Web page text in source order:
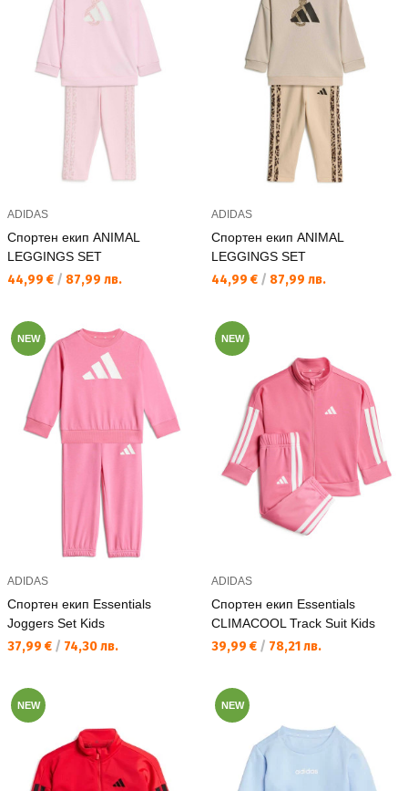
ADIDAS
Спортен екип ANIMAL
LEGGINGS SET
Текуща цена:
44,99 € / 87,99 лв.
ADIDAS
Спортен екип ANIMAL
LEGGINGS SET
Текуща цена:
44,99 € / 87,99 лв.
NEW
ADIDAS
Спортен екип Essentials
Joggers Set Kids
Текуща цена:
37,99 € / 74,30 лв.
NEW
ADIDAS
Спортен екип Essentials
CLIMACOOL Track Suit Kids
Текуща цена:
39,99 € / 78,21 лв.
NEW NEW